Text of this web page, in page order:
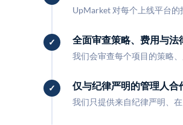
UpMarket 对每个上线平台的
全面审查策略、费用与法
我们会审查每个项目的策略
仅与纪律严明的管理人合
我们只提供来自纪律严明、